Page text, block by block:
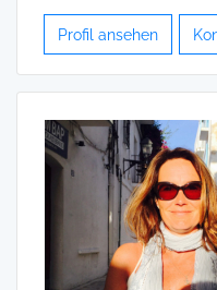
Profil ansehen